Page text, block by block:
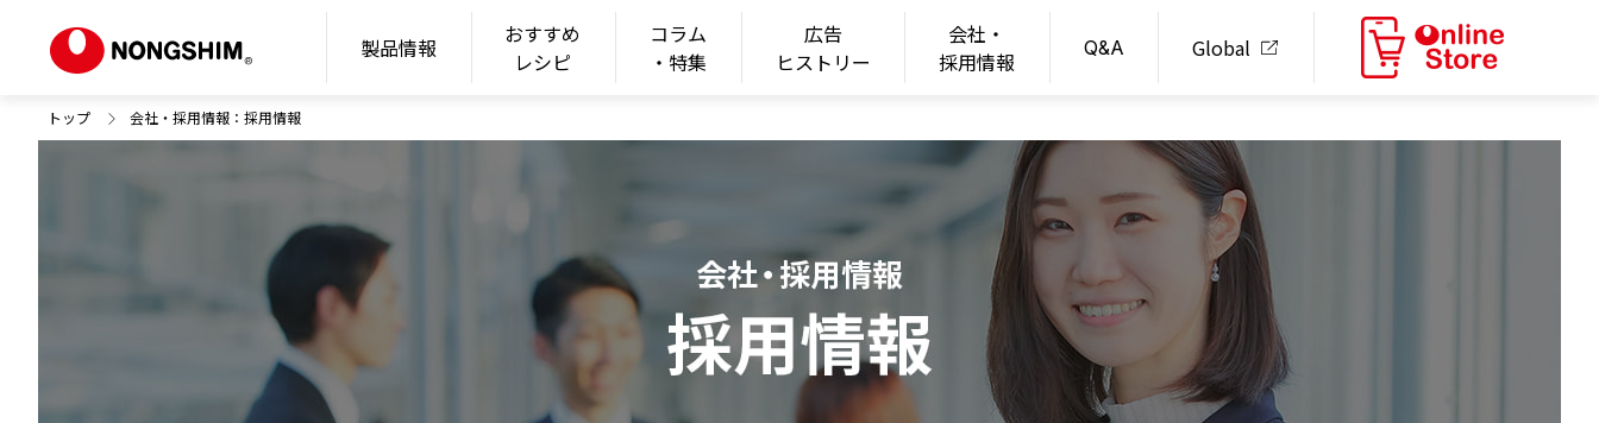
NONGSHIM
製品情報
おすすめ
レシピ
コラム
・特集
広告
ヒストリー
会社・
採用情報
Q&A Global
トップ 会社・採用情報：採用情報